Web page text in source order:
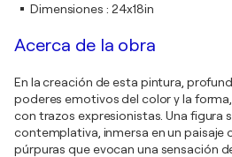
Dimensiones : 24x18in
Acerca de la obra
En la creación de esta pintura,
poderes emotivos del color y la
con trazos expresionistas. Una figura
contemplativa, inmersa en un paisaje
púrpuras que evocan una sensación